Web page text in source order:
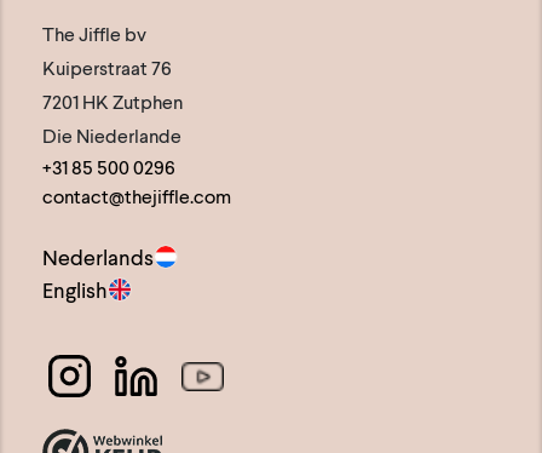
The Jiffle bv
Kuiperstraat 76
7201 HK Zutphen
Die Niederlande
+31 85 500 0296
contact@thejiffle.com
Nederlands
English